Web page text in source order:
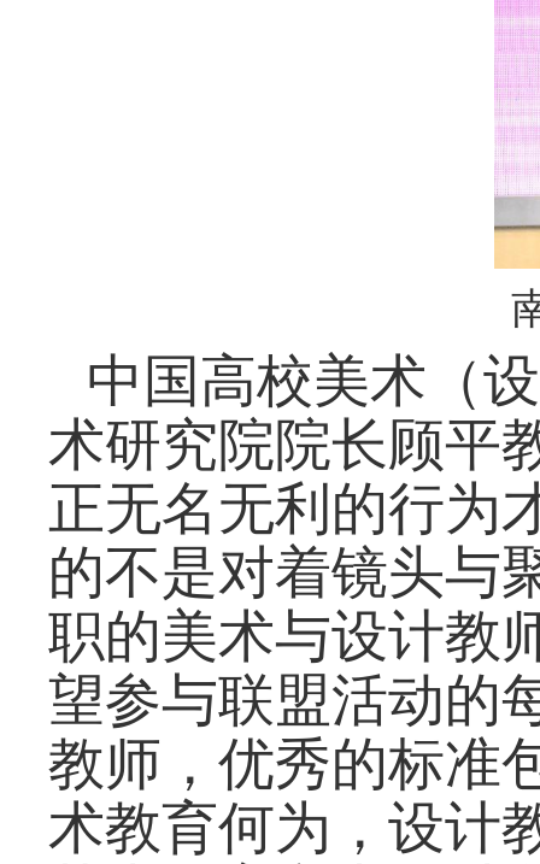
中国高校美术（
术研究院院长顾平
正无名无利的行为
的不是对着镜头与
职的美术与设计教
望参与联盟活动的
教师，优秀的标准
术教育何为， 设计